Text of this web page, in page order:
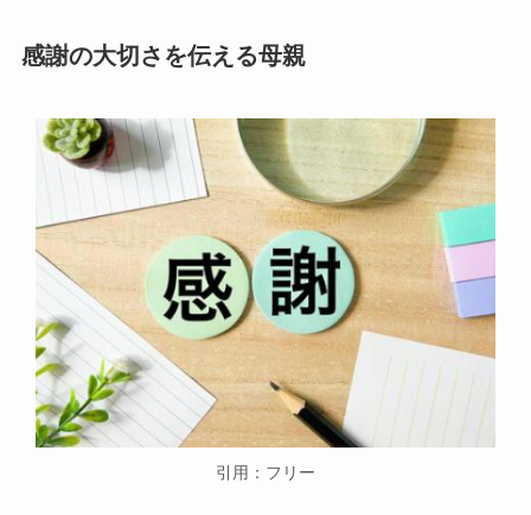
感謝の大切さを伝える母親
引用：フリー